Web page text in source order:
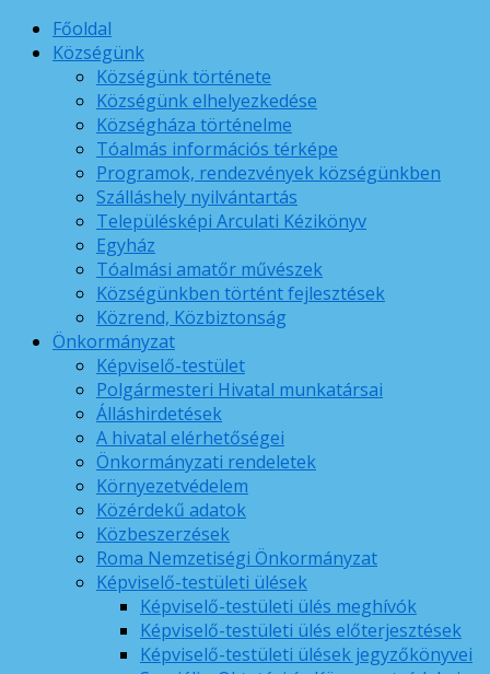
Főoldal
Községünk
Községünk története
Községünk elhelyezkedése
Községháza történelme
Tóalmás információs térképe
Programok, rendezvények községünkben
Szálláshely nyilvántartás
Településképi Arculati Kézikönyv
Egyház
Tóalmási amatőr művészek
Községünkben történt fejlesztések
Közrend, Közbiztonság
Önkormányzat
Képviselő-testület
Polgármesteri Hivatal munkatársai
Álláshirdetések
A hivatal elérhetőségei
Önkormányzati rendeletek
Környezetvédelem
Közérdekű adatok
Közbeszerzések
Roma Nemzetiségi Önkormányzat
Képviselő-testületi ülések
Képviselő-testületi ülés meghívók
Képviselő-testületi ülés előterjesztések
Képviselő-testületi ülések jegyzőkönyvei